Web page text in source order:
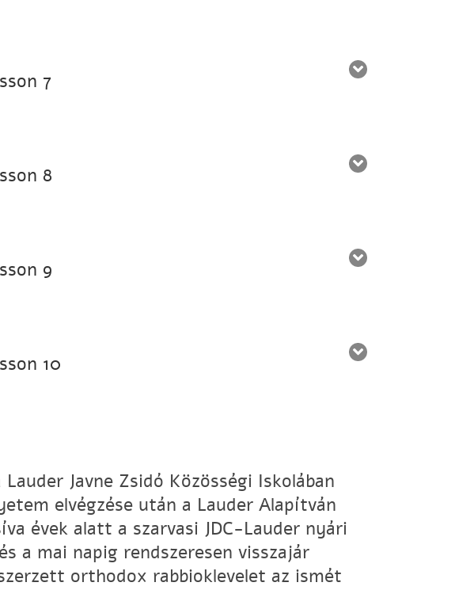
7
8
9
10
Javne Zsidó Közösségi Iskolában
elvégzése után a Lauder Alapítván
évek alatt a szarvasi JDC-Lauder nyári
a mai napig rendszeresen visszajár
orthodox rabbioklevelet az ismét